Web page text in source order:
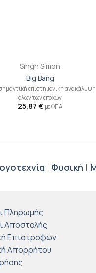
Singh Simon
Big Bang
επιστημονική ανακάλυψη
όλων των εποχών
25,87€ με ΦΠΑ
| Φυσική |
Πληρωμής
Αποστολής
Επιστροφών
Απορρήτου